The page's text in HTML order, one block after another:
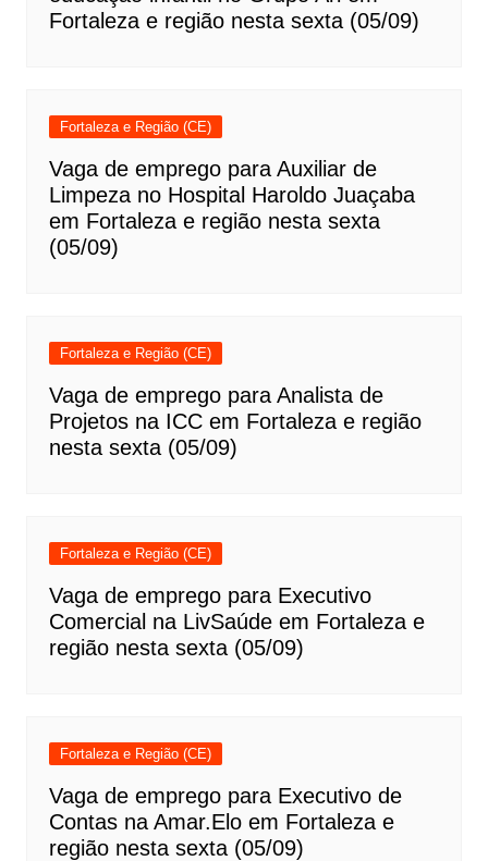
Fortaleza e região nesta sexta (05/09)
Fortaleza e Região (CE)
Vaga de emprego para Auxiliar de
Limpeza no Hospital Haroldo Juaçaba
em Fortaleza e região nesta sexta
(05/09)
Fortaleza e Região (CE)
Vaga de emprego para Analista de
Projetos na ICC em Fortaleza e região
nesta sexta (05/09)
Fortaleza e Região (CE)
Vaga de emprego para Executivo
Comercial na LivSaúde em Fortaleza e
região nesta sexta (05/09)
Fortaleza e Região (CE)
Vaga de emprego para Executivo de
Contas na Amar.Elo em Fortaleza e
região nesta sexta (05/09)